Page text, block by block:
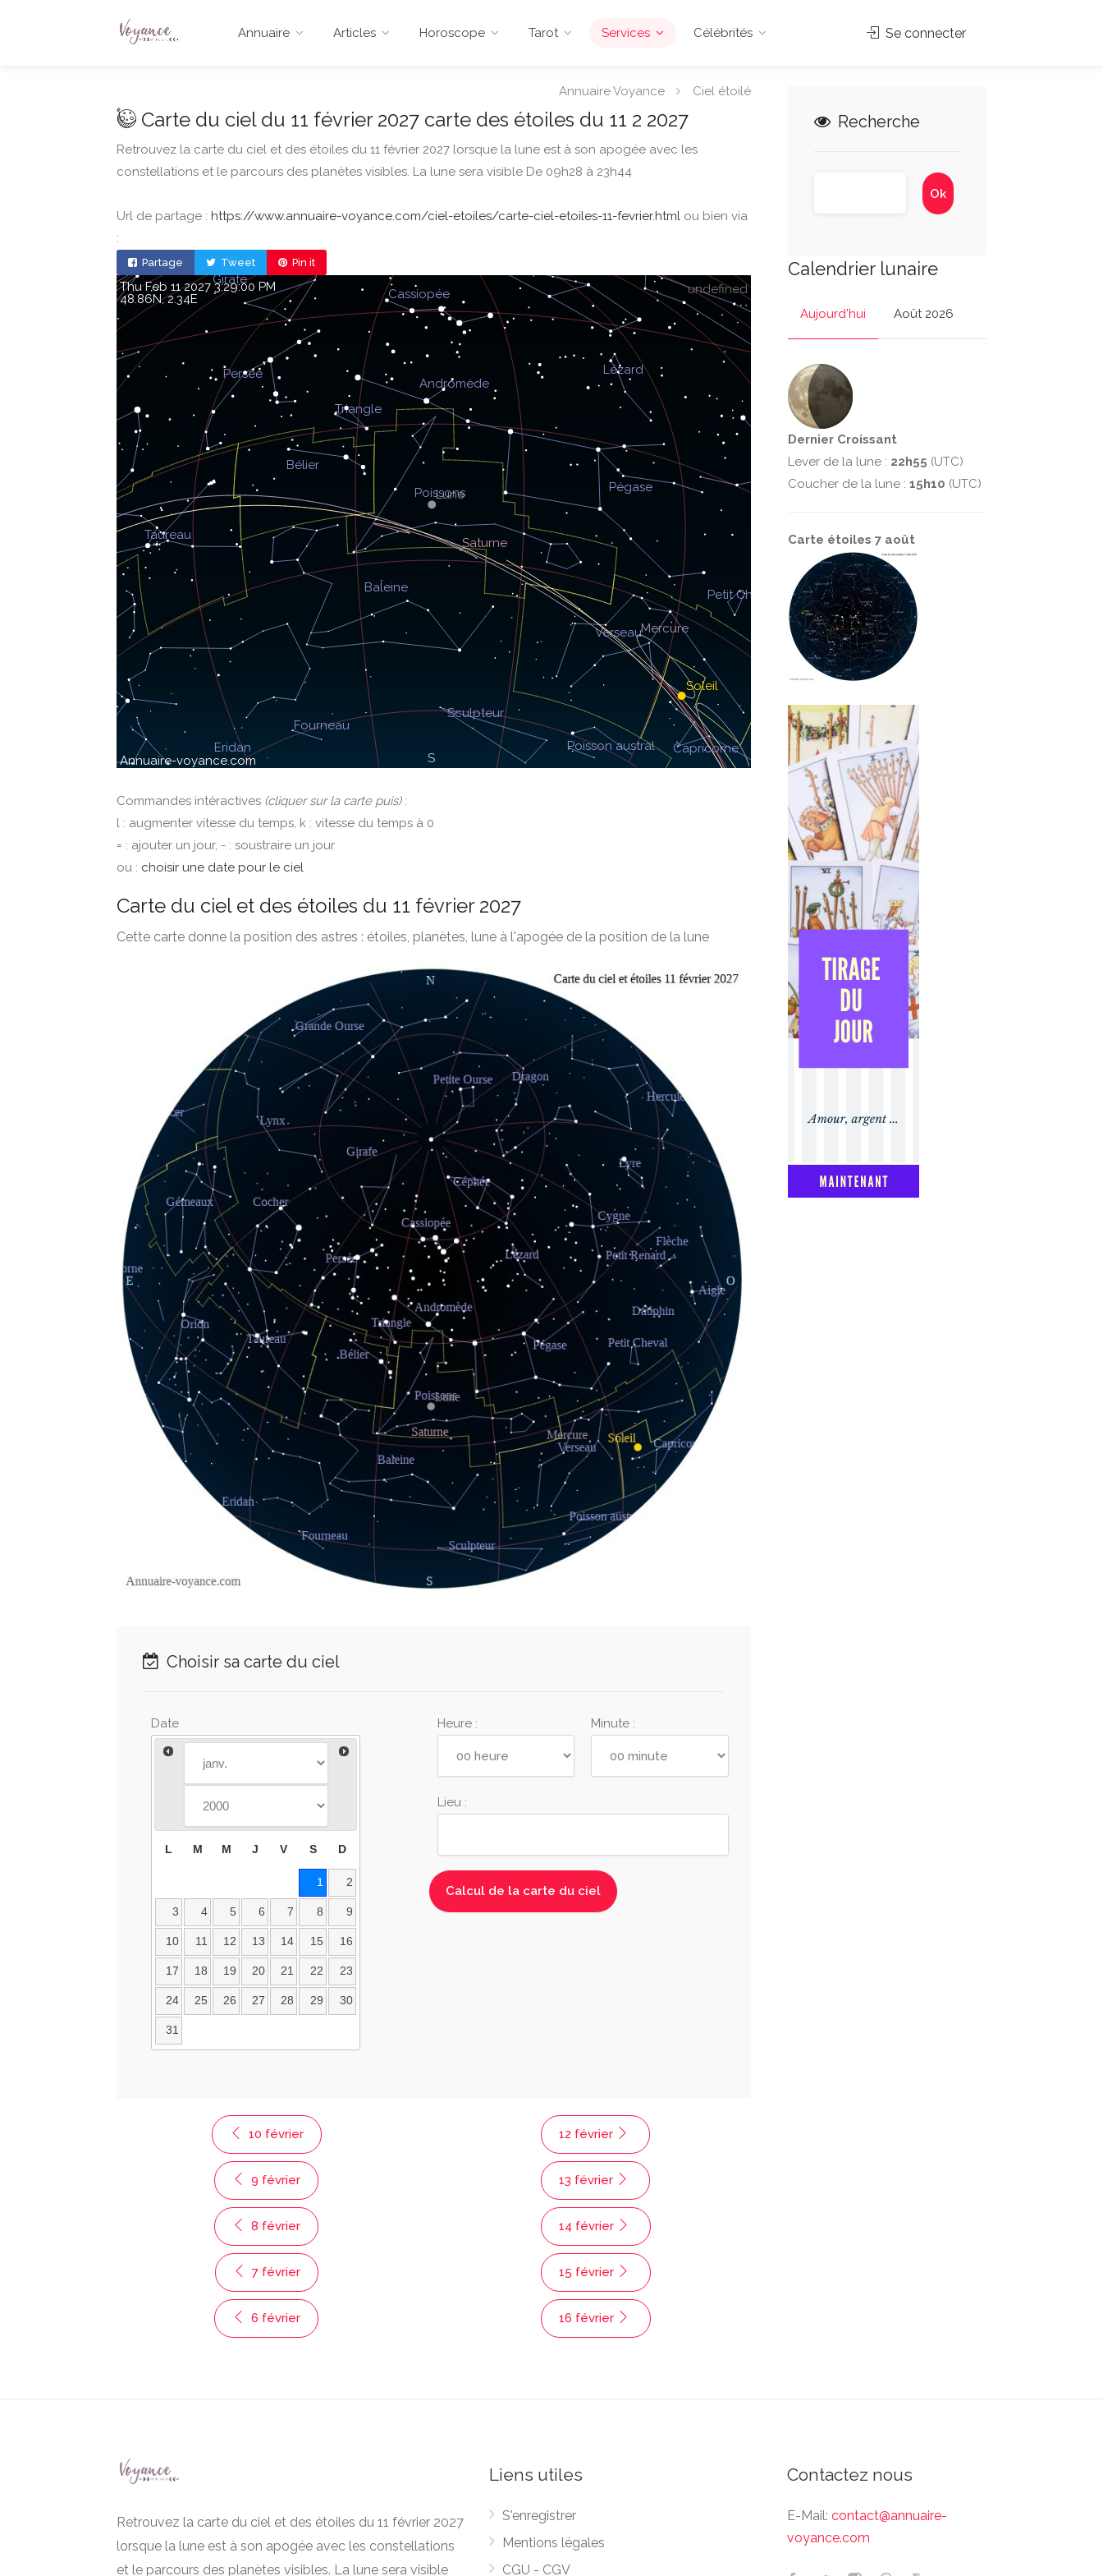
Annuaire Articles Horoscope Tarot Services Célébrités Se connecter
Annuaire Voyance Ciel étoilé
Carte du ciel du 11 février 2027 carte des étoiles du 11 2 2027
Retrouvez la carte du ciel et des étoiles du 11 février 2027 lorsque la lune est à son apogée avec les
constellations et le parcours des planètes visibles. La lune sera visible De 09h28 à 23h44
Url de partage : https://www.annuaire-voyance.com/ciel-etoiles/carte-ciel-etoiles-11-fevrier.html ou bien via
:
Partage Tweet Pin it
undefined
Thu Feb 11 2027 3:29:00 PM
48.86, 2.34
Commandes intéractives (cliquer sur la carte puis):
l : augmenter vitesse du temps, k : vitesse du temps à 0
= : ajouter un jour, - : soustraire un jour
ou : choisir une date pour le ciel
Carte du ciel et des étoiles du 11 février 2027
Cette carte donne la position des astres : étoiles, planètes, lune à l'apogée de la position de la lune
Choisir sa carte du ciel
Date
L M M J V S D
1 2
3 4 5 6 7 8 9
10 11 12 13 14 15 16
17 18 19 20 21 22 23
24 25 26 27 28 29 30
31
Heure : Minute :
Lieu :
10 février
9 février
8 février
7 février
6 février
12 février
13 février
14 février
15 février
16 février
Recherche
Calendrier lunaire
Aujourd'hui Août 2026
Dernier Croissant
Lever de la lune : 22h55 (UTC)
Coucher de la lune : 15h10 (UTC)
Carte étoiles 7 août
Retrouvez la carte du ciel et des étoiles du 11 février 2027
lorsque la lune est à son apogée avec les constellations
et le parcours des planètes visibles. La lune sera visible
Liens utiles
S'enregistrer
Mentions légales
CGU - CGV
Contactez nous
E-Mail: contact@annuaire-
voyance.com